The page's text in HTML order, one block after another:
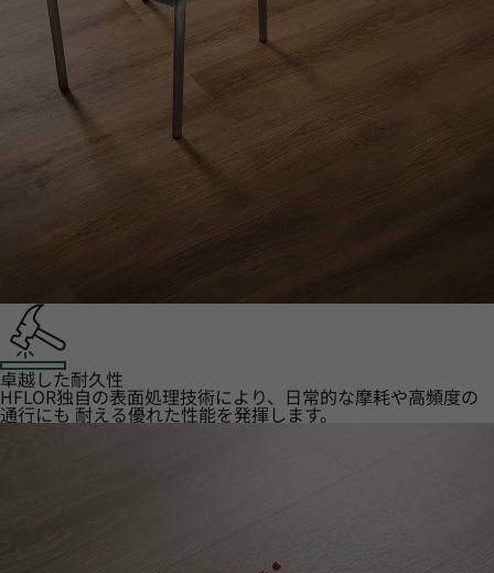
卓越した耐久性
HFLOR独自の表面処理技術により、日常的な摩耗や高頻度の
通行にも 耐える優れた性能を発揮します。